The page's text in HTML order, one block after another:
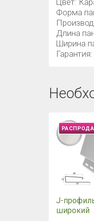
Цвет:
Форма
Длина
Ширина
J-
широкий